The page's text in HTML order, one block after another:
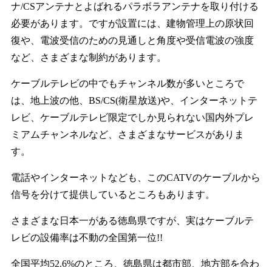
ナ/CSアンテナとよばれるパラボラアンテナを取り付ける
必要があります。ですが設置には、建物管理上の原状回
復や、電波受信のための見通しと角度や受信電波の強度
など、さまざまな制約があります。
ケーブルテレビの中でもチャンネル数が多いところで
は、地上波の他、BS/CS(衛星放送)や、インターネットテ
レビ、ケーブルテレビ限定でしか見られない国内外プレ
ミアムチャンネルなど、さまざまなサービスがありま
す。
電話やインターネットなども、このCATVのケーブルから
信号を分けて提供しているところもあります。
さまざまな日本一がある徳島県ですが、実はケーブルテ
レビの設備率は不動の全国第一位!!
全国平均52.6%のところ、徳島県は都市部、地方部を合わ